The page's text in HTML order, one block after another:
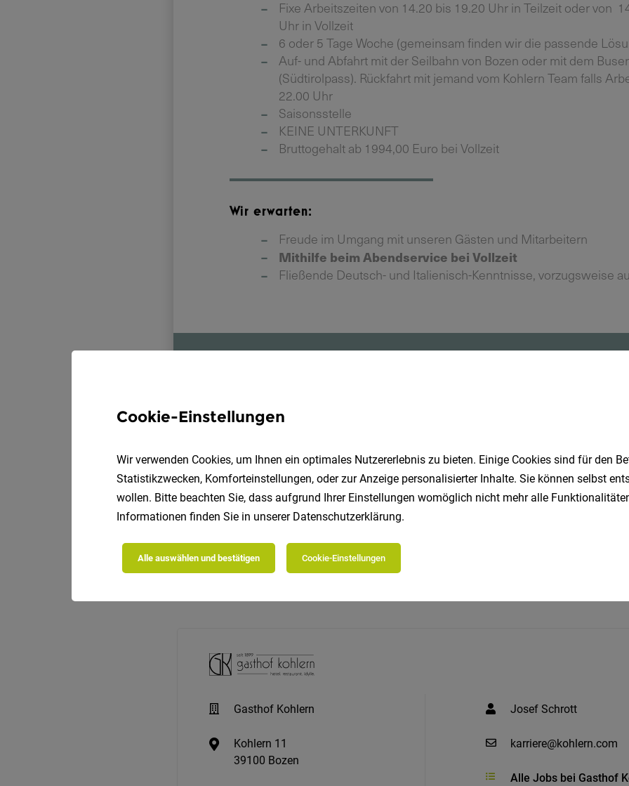
Jetzt bewerben
Gasthof Kohlern
Kohlern 11
39100 Bozen
Josef Schrott
karriere@kohlern.com
Alle Jobs bei Gasthof
Cookie-Einstellungen
Wir verwenden Cookies, um Ihnen ein optimales Nutzererlebnis zu bieten. Einige Cookies sind für den
Statistikzwecken, Komforteinstellungen, oder zur Anzeige personalisierter Inhalte. Sie können selbst
wollen. Bitte beachten Sie, dass aufgrund Ihrer Einstellungen womöglich nicht mehr alle
Informationen finden Sie in unserer Datenschutzerklärung.
Alle auswählen und bestätigen Cookie-Einstellungen